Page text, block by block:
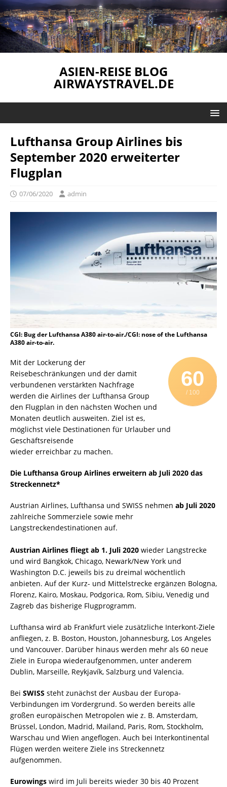
ASIEN-REISE BLOG
AIRWAYSTRAVEL.DE
Lufthansa Group Airlines bis
September 2020 erweiterter
Flugplan
07/06/2020 admin
CGI: Bug der Lufthansa A380 air-to-air./CGI: nose of the Lufthansa
A380 air-to-air.
60
/ 100
Mit der Lockerung der
Reisebeschränkungen und der damit
verbundenen verstärkten Nachfrage
werden die Airlines der Lufthansa Group
den Flugplan in den nächsten Wochen und
Monaten deutlich ausweiten. Ziel ist es,
möglichst viele Destinationen für Urlauber und
Geschäftsreisende
wieder erreichbar zu machen.
Die Lufthansa Group Airlines erweitern ab Juli 2020 das
Streckennetz*
Austrian Airlines, Lufthansa und SWISS nehmen ab Juli 2020
zahlreiche Sommerziele sowie mehr
Langstreckendestinationen auf.
Austrian Airlines fliegt ab 1. Juli 2020 wieder Langstrecke
und wird Bangkok, Chicago, Newark/New York und
Washington D.C. jeweils bis zu dreimal wöchentlich
anbieten. Auf der Kurz- und Mittelstrecke ergänzen Bologna,
Florenz, Kairo, Moskau, Podgorica, Rom, Sibiu, Venedig und
Zagreb das bisherige Flugprogramm.
Lufthansa wird ab Frankfurt viele zusätzliche Interkont-Ziele
anfliegen, z. B. Boston, Houston, Johannesburg, Los Angeles
und Vancouver. Darüber hinaus werden mehr als 60 neue
Ziele in Europa wiederaufgenommen, unter anderem
Dublin, Marseille, Reykjavík, Salzburg und Valencia.
Bei SWISS steht zunächst der Ausbau der Europa-
Verbindungen im Vordergrund. So werden bereits alle
großen europäischen Metropolen wie z. B. Amsterdam,
Brüssel, London, Madrid, Mailand, Paris, Rom, Stockholm,
Warschau und Wien angeflogen. Auch bei Interkontinental
Flügen werden weitere Ziele ins Streckennetz
aufgenommen.
Eurowings wird im Juli bereits wieder 30 bis 40 Prozent